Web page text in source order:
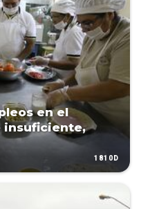
en el
insuficiente,
1810D